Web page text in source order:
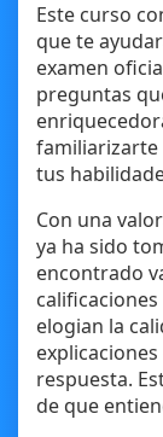
Este curso
que te
examen
preguntas
familiarizarte
tus
Con una
ya ha sido
encontrado
elogian la
respuesta.
de que